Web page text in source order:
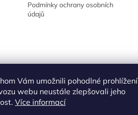
Vám umožnili pohodlné prohlížení
webu neustále zlepšovali jeho
Více informací
Podmínky ochrany osobních
údajů